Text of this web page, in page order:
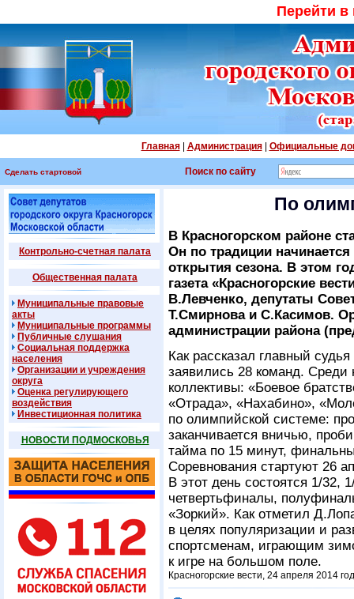
Перейти
Главная| Администрация| Официальные
Сделать стартовой Поиск по сайту
Контрольно-счетная палата
Общественная палата
Муниципальные правовые
акты
Муниципальные программы
Публичные слушания
Социальная поддержка
населения
Организации и учреждения
округа
Оценка регулирующего
воздействия
Инвестиционная политика
НОВОСТИ ПОДМОСКОВЬЯ
По
В Красногорском районе
Он по традиции
открытия сезона. В этом
газета «Красногорские
В.Левченко, депутаты
Т.Смирнова и С.Касимов.
администрации района
Как рассказал главный
заявились 28 команд.
коллективы: «Боевое
«Отрада», «Нахабино»,
по олимпийской системе:
заканчивается вничью,
тайма по 15 минут,
Соревнования стартуют 26
В этот день состоятся 1/32,
четвертьфиналы,
«Зоркий». Как отметил
в целях популяризации и
спортсменам, играющим
к игре на большом поле.
Красногорские вести, 24 апреля 2014